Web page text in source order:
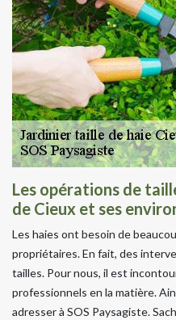
Les opérations de
de Cieux et ses
Les haies ont besoin de
propriétaires. En fait, des
tailles. Pour nous, il est
professionnels en la matière.
adresser à SOS Paysagiste.